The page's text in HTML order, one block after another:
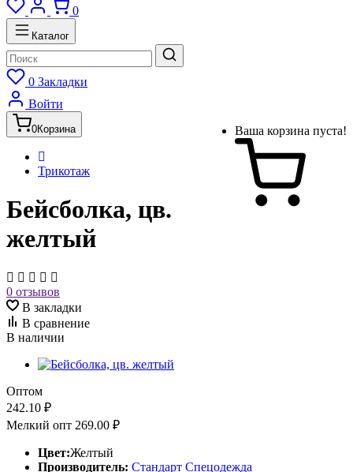
0
Каталог
0 Закладки
Войти
0Корзина Ваша корзина пуста!
Трикотаж
Бейсболка, цв.
желтый
0 отзывов
В закладки
В сравнение
В наличии
Оптом
242.10 ₽
Мелкий опт 269.00 ₽
Цвет:Желтый
Производитель: Стандарт Спецодежда